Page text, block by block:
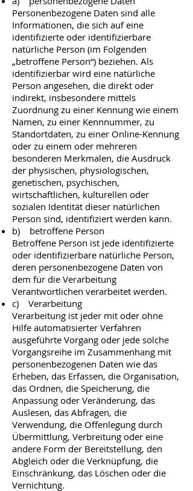
Personenbezogene Daten sind alle
Informationen, die sich auf eine
identifizierte oder identifizierbare
natürliche Person (im Folgenden
„betroffene Person“) beziehen. Als
identifizierbar wird eine natürliche
Person angesehen, die direkt oder
indirekt, insbesondere mittels
Zuordnung zu einer Kennung wie einem
Namen, zu einer Kennnummer, zu
Standortdaten, zu einer Online-Kennung
oder zu einem oder mehreren
besonderen Merkmalen, die Ausdruck
der physischen, physiologischen,
genetischen, psychischen,
wirtschaftlichen, kulturellen oder
sozialen Identität dieser natürlichen
Person sind, identifiziert werden kann.
b) betroffene Person
Betroffene Person ist jede identifizierte
oder identifizierbare natürliche Person,
deren personenbezogene Daten von
dem für die Verarbeitung
Verantwortlichen verarbeitet werden.
c) Verarbeitung
Verarbeitung ist jeder mit oder ohne
Hilfe automatisierter Verfahren
ausgeführte Vorgang oder jede solche
Vorgangsreihe im Zusammenhang mit
personenbezogenen Daten wie das
Erheben, das Erfassen, die Organisation,
das Ordnen, die Speicherung, die
Anpassung oder Veränderung, das
Auslesen, das Abfragen, die
Verwendung, die Offenlegung durch
Übermittlung, Verbreitung oder eine
andere Form der Bereitstellung, den
Abgleich oder die Verknüpfung, die
Einschränkung, das Löschen oder die
Vernichtung.